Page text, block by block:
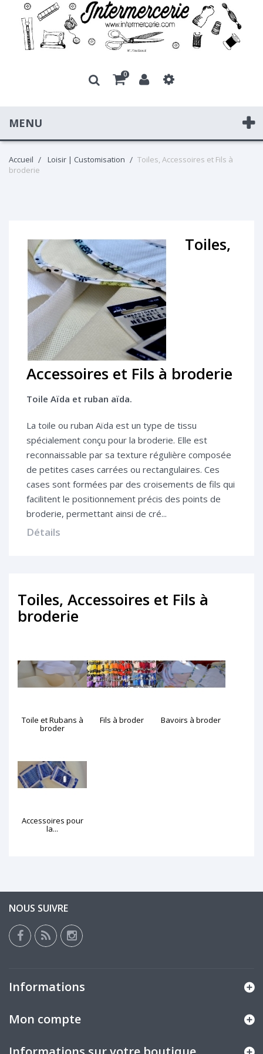
0
MENU
Accueil Loisir | Customisation
Toiles, Accessoires et Fils à
broderie
Toiles,
Accessoires et Fils à broderie
Toile Aïda et ruban aïda.
La toile ou ruban Aïda est un type de tissu
spécialement conçu pour la broderie. Elle est
reconnaissable par sa texture régulière composée
de petites cases carrées ou rectangulaires. Ces
cases sont formées par des croisements de fils qui
facilitent le positionnement précis des points de
broderie, permettant ainsi de cré...
Détails
Toiles, Accessoires et Fils à
broderie
Toile et Rubans à
broder
Fils à broder Bavoirs à broder
Accessoires pour
la...
NOUS SUIVRE
Informations
Mon compte